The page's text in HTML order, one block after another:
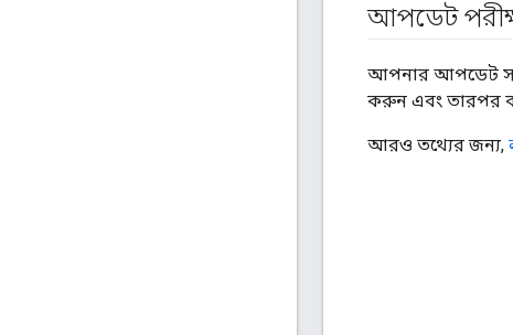
আপডেট
আপনার আপডেট সফল
করুন এবং তারপর
আরও তথ্যের জন্য,